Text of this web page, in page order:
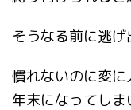
そうなる前に逃
慣れないのに変
年末になってしま